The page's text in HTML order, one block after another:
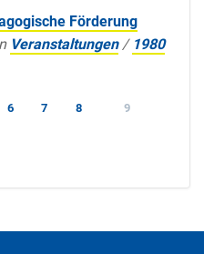
Förderung
Veranstaltungen / 1980
6 7 8 9